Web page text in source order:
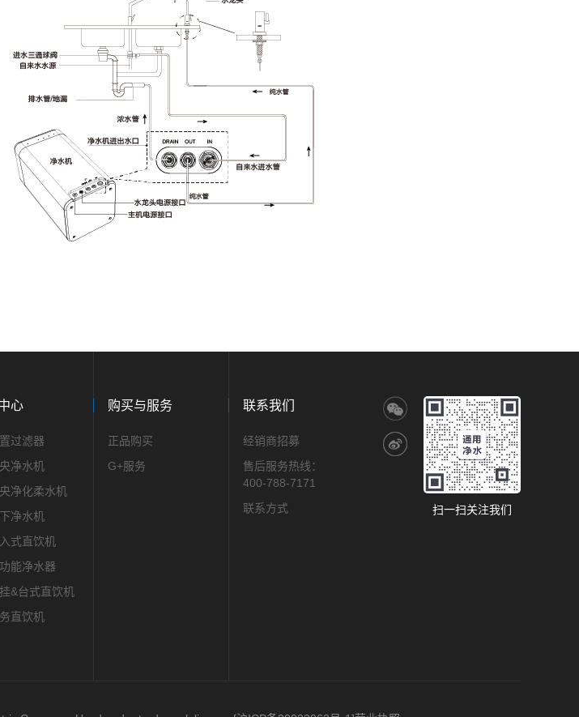
扫一扫关注我们
心
过滤器
净水机
净化柔水机
净水机
式直饮机
能净水器
&台式直饮机
直饮机
购买与服务
正品购买
G+服务
联系我们
经销商招募
售后服务热线：
400-788-7171
联系方式